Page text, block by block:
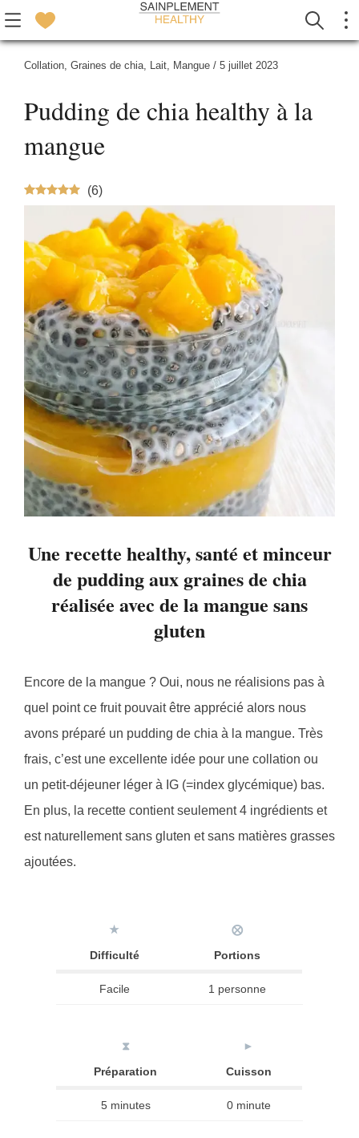
Collation, Graines de chia, Lait, Mangue / 5 juillet 2023
Pudding de chia healthy à la
mangue
(6)
Une recette healthy, santé et minceur
de pudding aux graines de chia
réalisée avec de la mangue sans
gluten
Encore de la mangue ? Oui, nous ne réalisions pas à
quel point ce fruit pouvait être apprécié alors nous
avons préparé un pudding de chia à la mangue. Très
frais, c’est une excellente idée pour une collation ou
un petit-déjeuner léger à IG (=index glycémique) bas.
En plus, la recette contient seulement 4 ingrédients et
est naturellement sans gluten et sans matières grasses
ajoutées.
★
Difficulté
⨂
Portions
Facile 1 personne
⧗
Préparation
►
Cuisson
5 minutes 0 minute